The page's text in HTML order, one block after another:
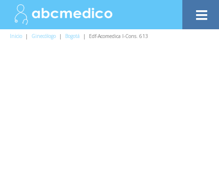
Inicio | Ginecólogo | Bogotá | Edf-Acomedica I-Cons. 613